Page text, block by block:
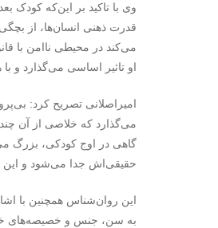
وی با تاکید بر این‌که کودک
قدرت ذهنی انسان‌ها، از
می‌کند در محیطی ناامن با
او تاثیر اساسی می‌گذارد و
امیراصلانی تصریح کرد:
می‌گذارد که خلاصی از آن
گاهی در اوج کودکی، بزرگ
حقیقی‌اش جدا می‌شود و
این روان‌شناس همچنین با
به سن، جنس و خصیصه‌های